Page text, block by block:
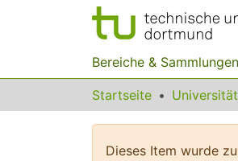
Bereiche & Sammlungen
Startseite
Dieses Item wurde